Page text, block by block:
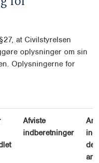
at Civilstyrelsen
oplysninger om sin
Oplysningerne for
Afviste
indberetninger